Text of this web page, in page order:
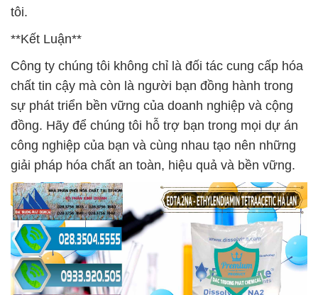
tôi.
**Kết Luận**
Công ty chúng tôi không chỉ là đối tác cung cấp hóa
chất tin cậy mà còn là người bạn đồng hành trong
sự phát triển bền vững của doanh nghiệp và cộng
đồng. Hãy để chúng tôi hỗ trợ bạn trong mọi dự án
công nghiệp của bạn và cùng nhau tạo nên những
giải pháp hóa chất an toàn, hiệu quả và bền vững.